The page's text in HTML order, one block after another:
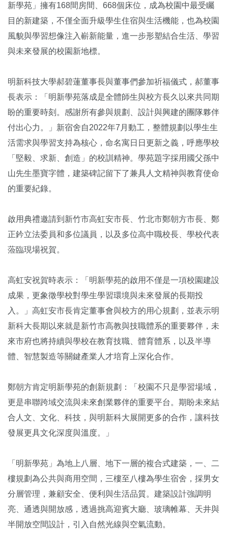
新學苑」擁有168間房間、668個床位，成為校園中最受矚
目的新建築，不僅全面升級學生住宿與生活機能，也為校園
風貌與學習想像注入嶄新能量，進一步形塑結合生活、學習
與未來發展的校園新地標。
明新科技大學郝碧蓮董事長與董事們參加祈福儀式，郝董事
長表示：「明新學苑落成是全體師生與校方長久以來共同期
盼的重要時刻。感謝所有參與規劃、設計與興建的團隊夥伴
付出心力。」新宿舍自2022年7月動工，整體規劃以學生生
活需求與學習支持為核心，命名寓日日更新之義，呼應學校
「堅毅、求新、創造」的校訓精神。學苑題字採用國父孫中
山先生墨寶字體，建築碑記留下了兼具人文精神與教育使命
的重要紀錄。
啟用典禮邀請到新竹市高虹安市長、竹北市鄭朝方市長、鄭
正鈐立法委員和多位議員，以及多位高中職校長、學校代表
蒞臨現場祝賀。
高虹安祝賀時表示：「明新學苑的啟用不僅是一項校園建設
成果，更象徵學校對學生學習環境與未來發展的長期投
入。」高虹安市長肯定董事會與校方的用心規劃，並表示明
新科大長期以來就是新竹市高教與技職體系的重要夥伴，未
來市府也將持續與學校在教育技職、體育體系，以及半導
體、智慧製造等關鍵產業人才培育上深化合作。
鄭朝方肯定明新學苑的創新規劃：「校園不只是學習場域，
更是串聯跨域交流與未來創業夥伴的重要平台。期盼未來結
合人文、文化、科技，與明新科大展開更多的合作，讓科技
發展更具文化深度與溫度。」
「明新學苑」為地上八層、地下一層的複合式建築，一、二
樓規劃為公共與商用空間，三樓至八樓為學生宿舍，採男女
分層管理，兼顧安全、便利與生活品質。建築設計強調明
亮、通透與開放感，透過挑高迎賓大廳、玻璃帷幕、天井與
半開放空間設計，引入自然光線與空氣流動。